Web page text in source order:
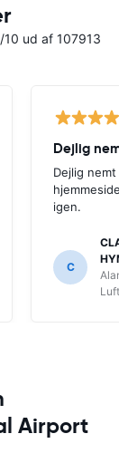
ud af 107913
Dejlig
Dejlig nemt
igen.
C
Airport